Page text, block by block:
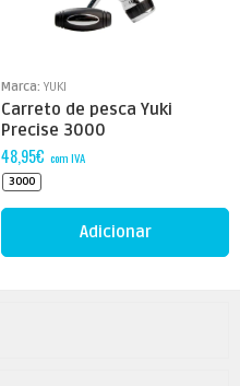
Marca: YUKI
Carreto de pesca Yuki
Precise 3000
48,95€ com IVA
3000
Adicionar